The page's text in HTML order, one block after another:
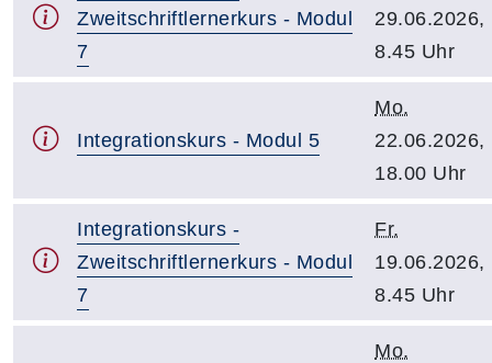
Zweitschriftlernerkurs - Modul
7
29.06.2026,
8.45 Uhr
Integrationskurs - Modul 5
Mo.
22.06.2026,
18.00 Uhr
Integrationskurs -
Zweitschriftlernerkurs - Modul
7
Fr.
19.06.2026,
8.45 Uhr
Mo.